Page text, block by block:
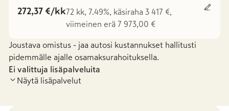
272,37 €/kk72 kk, 7.49%, käsiraha 3 417 €,
viimeinen erä 7 973,00 €
Joustava omistus - jaa autosi kustannukset hallitusti
pidemmälle ajalle osamaksurahoituksella.
Ei valittuja lisäpalveluita
Näytä lisäpalvelut